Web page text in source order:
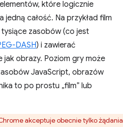
które logicznie
całość. Na przykład film
zasobów (co jest
DASH) i zawierać
obrazy. Poziom gry może
JavaScript, obrazów
to po prostu „film” lub
akceptuje obecnie tylko żądania